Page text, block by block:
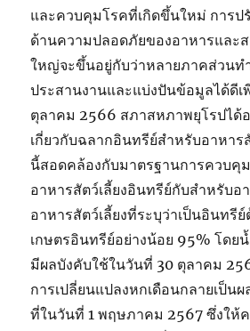
และควบคุมโรคที่เกิดขึ้นใหม่ การป
ด้านความปลอดภัยของอาหารและ
ใหญ่จะขึ้นอยู่กับว่าหลายภาคส่วนท
ประสานงานและแบ่งปันข้อมูลได้ดีเ
ตุลาคม 2566 สภาสหภาพยุโรปได้
เกี่ยวกับฉลากอินทรีย์สำหรับอาหาร
นี้สอดคล้องกับมาตรฐานการควบคุ
อาหารสัตว์เลี้ยงอินทรีย์กับสำหรับ
อาหารสัตว์เลี้ยงที่ระบุว่าเป็นอินทรี
เกษตรอินทรีย์อย่างน้อย 95% โดย
มีผลบังคับใช้ในวันที่ 30 ตุลาคม
การเปลี่ยนแปลงหกเดือนกลายเป็นผ
ที่ในวันที่ 1 พฤษภาคม 2567 ซึ่งให้